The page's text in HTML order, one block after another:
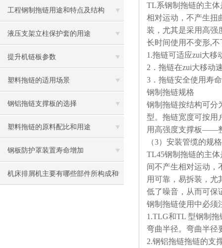
工程钢制拖链用途和特点及结构
液压支架立柱保护套的用途
提升机链板参数
塑料拖链的适用场景
钢铝拖链支撑板的选择
塑料拖链的原料配比和用途
钢板防护罩装置寿命增加
机床排屑机主要有哪些部件所构成和
TL系钢制拖链的主
相对运动，不产生扭
装，尤其是采用高强
长时间使用不变形,不
1.拖链可适应zui大移
2 ．拖链在zui大移动
3 ．拖链安全使用寿
钢制拖链规格
钢制拖链按结构可分
型。拖链宽度可按用
用高强度支撑板——
（3）安装管缆的
TL45钢制拖链的主
间不产生相对运动，
用可靠，易拆装，尤
低了噪音，从而可保
钢制拖链使用中必须
1.TLG和TL 型钢制拖
弯曲半径。弯曲半径
2.钢铝拖链拖链的支